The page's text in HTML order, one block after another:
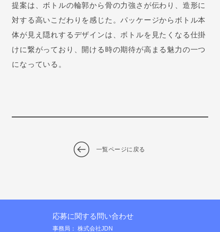
提案は、ボトルの輪郭から骨の力強さが伝わり、造形に
対する高いこだわりを感じた。パッケージからボトル本
体が見え隠れするデザインは、ボトルを見たくなる仕掛
けに繋がっており、開ける時の期待が高まる魅力の一つ
になっている。
一覧ページに戻る
応募に関する問い合わせ
事務局： 株式会社JDN